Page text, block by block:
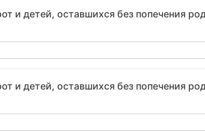
и детей, оставшихся без попечения
и детей, оставшихся без попечения